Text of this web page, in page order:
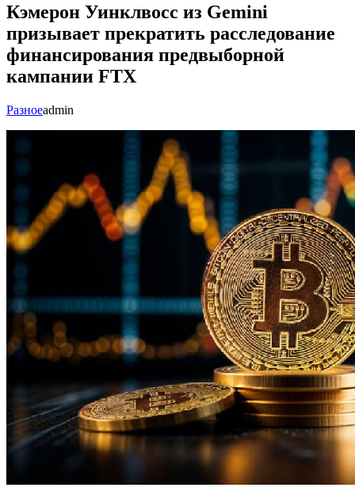
Кэмерон Уинклвосс из Gemini
призывает прекратить расследование
финансирования предвыборной
кампании FTX
Разноеadmin